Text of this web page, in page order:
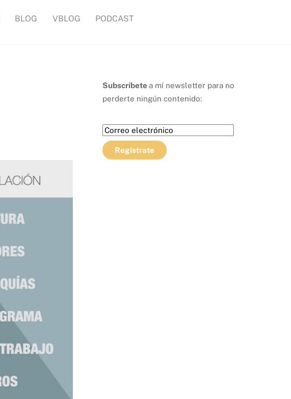
BLOG VBLOG PODCAST
Subscríbete a mí newsletter para no
perderte ningún contenido: